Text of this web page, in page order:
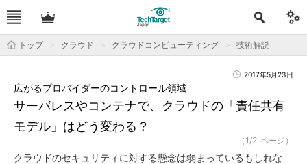
トップ クラウド クラウドコンピューティング 技術解説
2017年5月23日
サーバレスやコンテナで、クラウドの「責任共有
モデル」はどう変わる？
広がるプロバイダーのコントロール領域
（1/2 ページ）
クラウドのセキュリティに対する懸念は弱まっているもしれな